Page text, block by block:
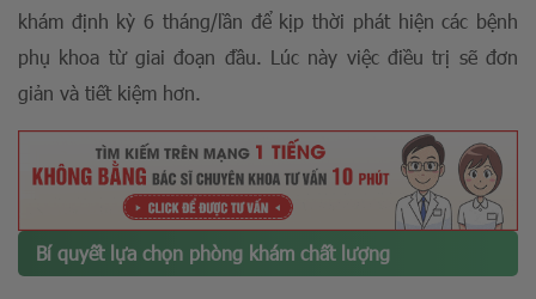
khám định kỳ 6 tháng/lần để kịp thời phát hiện các bệnh
phụ khoa từ giai đoạn đầu. Lúc này việc điều trị sẽ đơn
giản và tiết kiệm hơn.
Bí quyết lựa chọn phòng khám chất lượng